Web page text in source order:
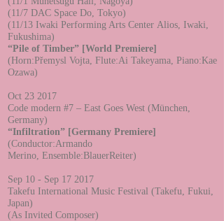
(11/7 DAC Space Do, Tokyo)
(11/13 Iwaki Performing Arts Center Alios, Iwaki,
Fukushima)
“Pile of Timber” [World Premiere]
(Horn:Přemysl Vojta, Flute:Ai Takeyama, Piano:Kae
Ozawa)
Oct 23 2017
Code modern #7 – East Goes West (München,
Germany)
“Infiltration” [Germany Premiere]
(Conductor:Armando
Merino, Ensemble:BlauerReiter)
Sep 10 - Sep 17 2017
Takefu International Music Festival (Takefu, Fukui,
Japan)
(As Invited Composer)